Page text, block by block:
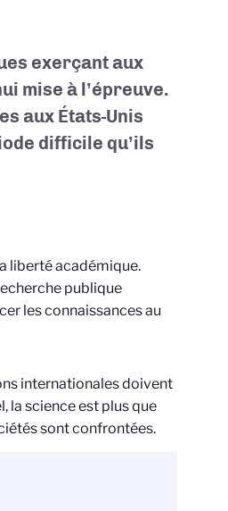
exerçant aux
mise à l’épreuve.
aux États-Unis
difficile qu’ils
liberté académique.
publique
les connaissances au
internationales doivent
la science est plus que
sont confrontées.